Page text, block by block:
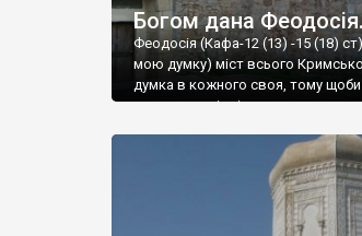
Богом дана
Феодосія (Кафа-12 (13) -15 (18)
мою думку) міст всього
думка в кожного своя, тому щоби
запрошую відвідати це